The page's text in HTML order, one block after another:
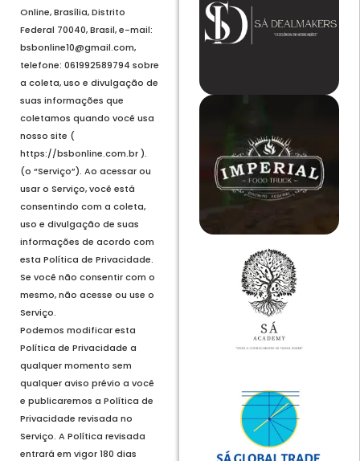
Online, Brasília, Distrito
Federal 70040, Brasil, e-mail:
bsbonline10@gmail.com,
telefone: 061992589794 sobre
a coleta, uso e divulgação de
suas informações que
coletamos quando você usa
nosso site (
https://bsbonline.com.br ).
(o “Serviço”). Ao acessar ou
usar o Serviço, você está
consentindo com a coleta,
uso e divulgação de suas
informações de acordo com
esta Política de Privacidade.
Se você não consentir com o
mesmo, não acesse ou use o
Serviço.
Podemos modificar esta
Política de Privacidade a
qualquer momento sem
qualquer aviso prévio a você
e publicaremos a Política de
Privacidade revisada no
Serviço. A Política revisada
entrará em vigor 180 dias